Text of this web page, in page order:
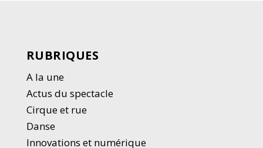
RUBRIQUES
A la une
Actus du spectacle
Cirque et rue
Danse
Innovations et numérique